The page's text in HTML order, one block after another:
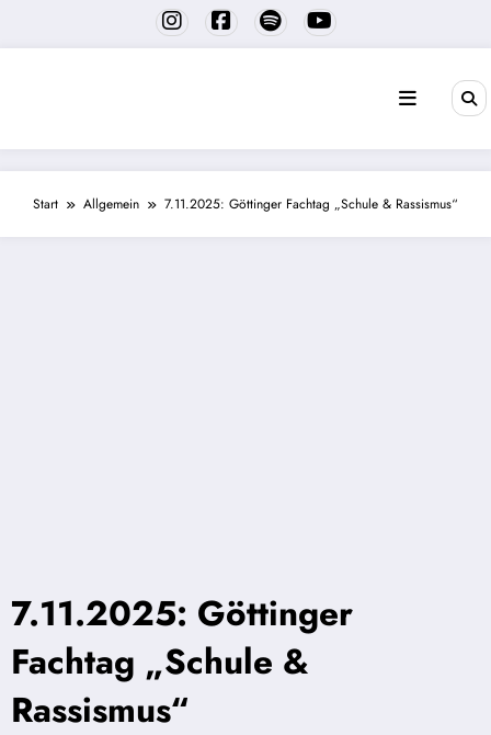
springen
Start Allgemein 7.11.2025: Göttinger Fachtag „Schule & Rassismus“
7.11.2025: Göttinger
Fachtag „Schule &
Rassismus“